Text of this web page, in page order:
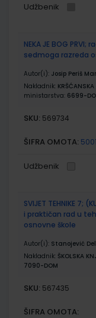
Udžbenik
NEKA JE BOG
sedmoga razreda
Autor(i): Josip Periš
Nakladnik:
ministarstva: 6699-
SKU: 569734
ŠIFRA OMOTA:
Udžbenik
SVIJET TEHNIKE
i praktičan rad u
osnovne škole
Autor(i): Stanojević
Nakladnik: ŠKOLSKA
7090-DOM
SKU: 567435
ŠIFRA OMOTA: